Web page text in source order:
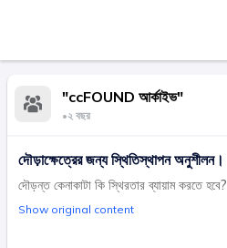
"ccFOUND আর্কাইভ"
•২ বছর
দৌড়াক্ষেত্রের জন্য স্থিতিস্থাপন অনুশীলন।
দৌড়ন্ত কেনাকাটা কি স্থিরতার ব্যায়াম করতে হবে?
Show original content